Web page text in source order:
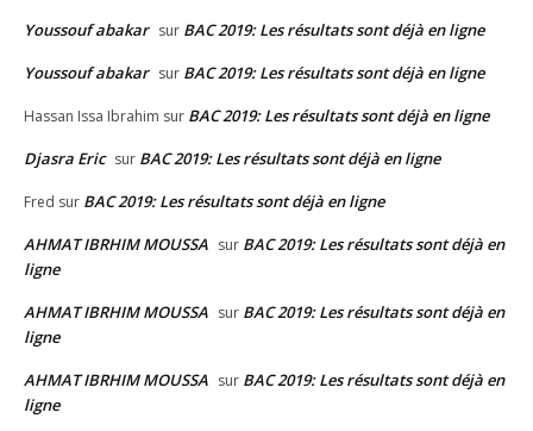
Youssouf abakar sur BAC 2019: Les résultats sont déjà en ligne
Youssouf abakar sur BAC 2019: Les résultats sont déjà en ligne
Hassan Issa Ibrahim sur BAC 2019: Les résultats sont déjà en ligne
Djasra Eric sur BAC 2019: Les résultats sont déjà en ligne
Fred sur BAC 2019: Les résultats sont déjà en ligne
AHMAT IBRHIM MOUSSA sur BAC 2019: Les résultats sont déjà en
ligne
AHMAT IBRHIM MOUSSA sur BAC 2019: Les résultats sont déjà en
ligne
AHMAT IBRHIM MOUSSA sur BAC 2019: Les résultats sont déjà en
ligne